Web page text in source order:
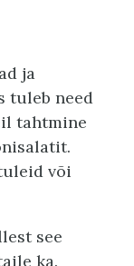
ja
tuleb need
tahtmine
või
see
ka.